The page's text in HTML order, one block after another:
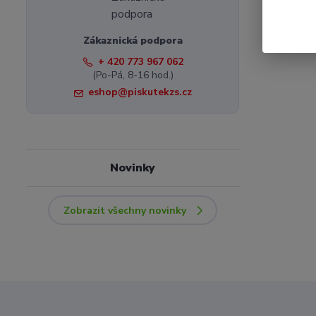
Zákaznická podpora
+ 420 773 967 062
(Po-Pá, 8-16 hod.)
eshop@piskutekzs.cz
Novinky
Zobrazit všechny novinky